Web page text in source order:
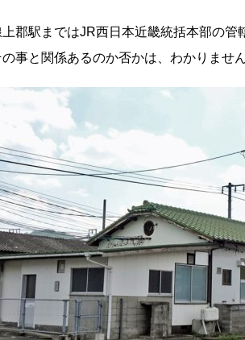
郡駅まではJR西日本近畿統括本部の
事と関係あるのか否かは、わかりません